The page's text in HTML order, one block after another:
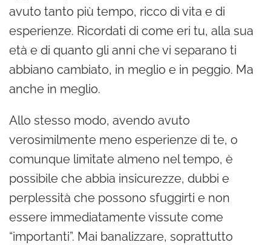
avuto tanto più tempo, ricco di vita e di
esperienze. Ricordati di come eri tu, alla sua
età e di quanto gli anni che vi separano ti
abbiano cambiato, in meglio e in peggio. Ma
anche in meglio.
Allo stesso modo, avendo avuto
verosimilmente meno esperienze di te, o
comunque limitate almeno nel tempo, è
possibile che abbia insicurezze, dubbi e
perplessità che possono sfuggirti e non
essere immediatamente vissute come
“importanti”. Mai banalizzare, soprattutto